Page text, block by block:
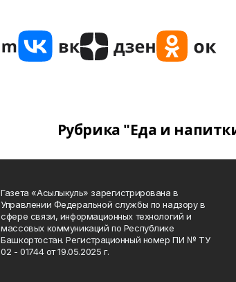
Рубрика "Еда и
Газета «Асылыкуль» зарегистрирована в
Управлении Федеральной службы по надзору в
сфере связи, информационных технологий и
массовых коммуникаций по Республике
Башкортостан. Регистрационный номер ПИ № ТУ
02 - 01744 от 19.05.2025 г.